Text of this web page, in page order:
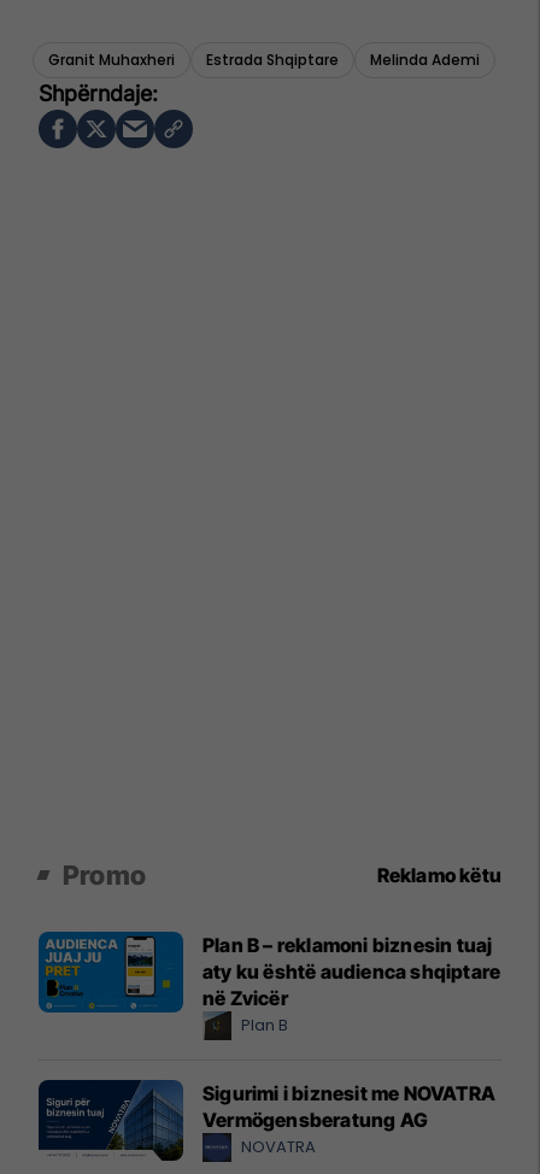
Granit Muhaxheri Estrada Shqiptare Melinda Ademi
Promo Reklamo këtu
Plan B – reklamoni biznesin tuaj
aty ku është audienca shqiptare
në Zvicër
Plan B
Sigurimi i biznesit me NOVATRA
Vermögensberatung AG
NOVATRA